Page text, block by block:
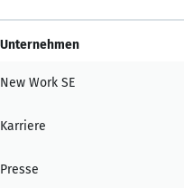
Unternehmen
New Work SE
Karriere
Presse